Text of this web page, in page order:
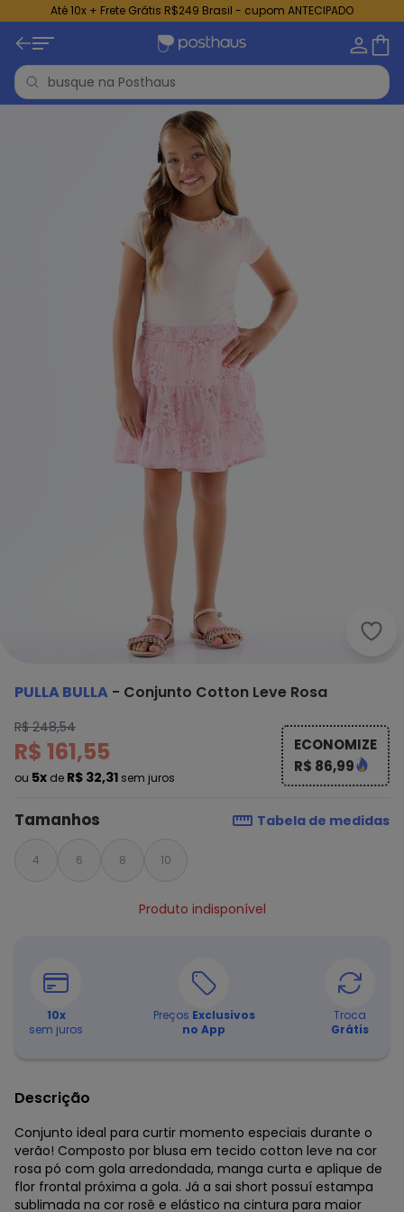
Até 10x + Frete Grátis R$249 Brasil - cupom ANTECIPADO
PULLA BULLA - Conjunto Cotton Leve Rosa
R$ 248,54
R$ 161,55
ou 5x de R$ 32,31 sem juros
ECONOMIZE
R$ 86,99
Tamanhos Tabela de medidas
4 6 8 10
Produto indisponível
10x
sem juros
Preços Exclusivos
no App
Troca
Grátis
Descrição
Conjunto ideal para curtir momento especiais durante o
verão! Composto por blusa em tecido cotton leve na cor
rosa pó com gola arredondada, manga curta e aplique de
flor frontal próxima a gola. Já a sai short possuí estampa
sublimada na cor rosê e elástico na cintura para maior